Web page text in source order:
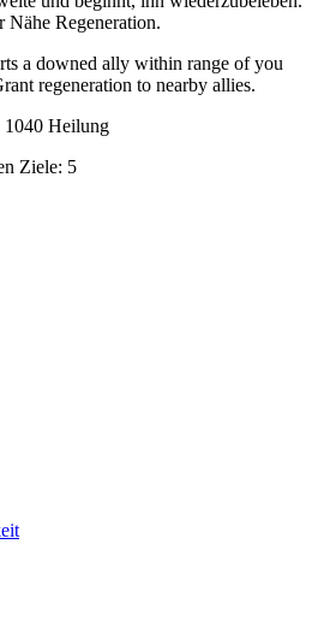
Nähe Regeneration.
a downed ally within range of you
regeneration to nearby allies.
1040 Heilung
Ziele: 5